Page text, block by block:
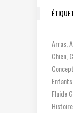
Arras
Chien
Enfants
Fluide